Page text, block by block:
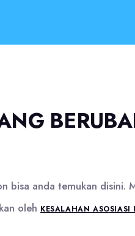
bisa anda temukan disini.
oleh KESALAHAN ASOSIASI